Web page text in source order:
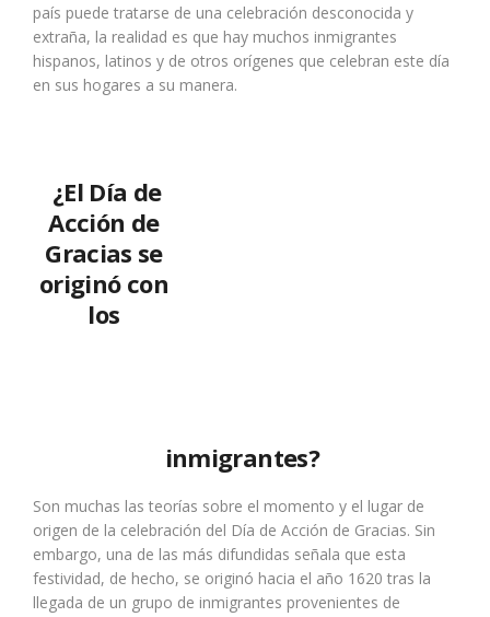
país puede tratarse de una celebración desconocida y
extraña, la realidad es que hay muchos inmigrantes
hispanos, latinos y de otros orígenes que celebran este día
en sus hogares a su manera.
¿El Día de
Acción de
Gracias se
originó con
los
inmigrantes?
Son muchas las teorías sobre el momento y el lugar de
origen de la celebración del Día de Acción de Gracias. Sin
embargo, una de las más difundidas señala que esta
festividad, de hecho, se originó hacia el año 1620 tras la
llegada de un grupo de inmigrantes provenientes de